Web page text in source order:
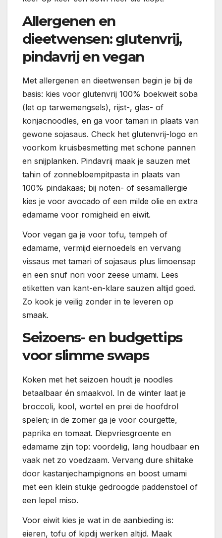
Allergenen en
dieetwensen: glutenvrij,
pindavrij en vegan
Met allergenen en dieetwensen begin je bij de
basis: kies voor glutenvrij 100% boekweit soba
(let op tarwemengsels), rijst-, glas- of
konjacnoodles, en ga voor tamari in plaats van
gewone sojasaus. Check het glutenvrij-logo en
voorkom kruisbesmetting met schone pannen
en snijplanken. Pindavrij maak je sauzen met
tahin of zonnebloempitpasta in plaats van
100% pindakaas; bij noten- of sesamallergie
kies je voor avocado of een milde olie en extra
edamame voor romigheid en eiwit.
Voor vegan ga je voor tofu, tempeh of
edamame, vermijd eiernoedels en vervang
vissaus met tamari of sojasaus plus limoensap
en een snuf nori voor zeese umami. Lees
etiketten van kant-en-klare sauzen altijd goed.
Zo kook je veilig zonder in te leveren op
smaak.
Seizoens- en budgettips
voor slimme swaps
Koken met het seizoen houdt je noodles
betaalbaar én smaakvol. In de winter laat je
broccoli, kool, wortel en prei de hoofdrol
spelen; in de zomer ga je voor courgette,
paprika en tomaat. Diepvriesgroente en
edamame zijn top: voordelig, lang houdbaar en
vaak net zo voedzaam. Vervang dure shiitake
door kastanjechampignons en boost umami
met een klein stukje gedroogde paddenstoel of
een lepel miso.
Voor eiwit kies je wat in de aanbieding is:
eieren, tofu of kipdij werken altijd. Maak